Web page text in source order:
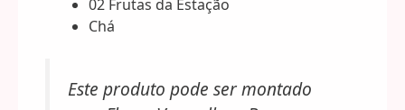
02 Frutas da Estação
Chá
Este produto pode ser montado